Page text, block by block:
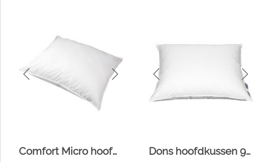
Comfort Micro hoofdkussen 500 Dons hoofdkussen 90%